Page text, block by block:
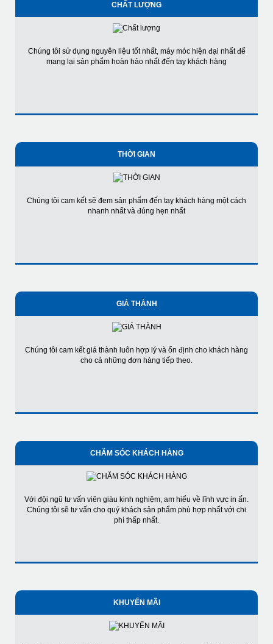
CHẤT LƯỢNG
Chúng tôi sử dụng nguyên liệu tốt nhất, máy móc hiện đại nhất để
mang lại sản phẩm hoàn hảo nhất đến tay khách hàng
THỜI GIAN
Chúng tôi cam kết sẽ đem sản phẩm đến tay khách hàng một cách
nhanh nhất và đúng hẹn nhất
GIÁ THÀNH
Chúng tôi cam kết giá thành luôn hợp lý và ổn định cho khách hàng
cho cả những đơn hàng tiếp theo.
CHĂM SÓC KHÁCH HÀNG
Với đội ngũ tư vấn viên giàu kinh nghiệm, am hiểu về lĩnh vực in ấn.
Chúng tôi sẽ tư vấn cho quý khách sản phẩm phù hợp nhất với chi
phí thấp nhất.
KHUYẾN MÃI